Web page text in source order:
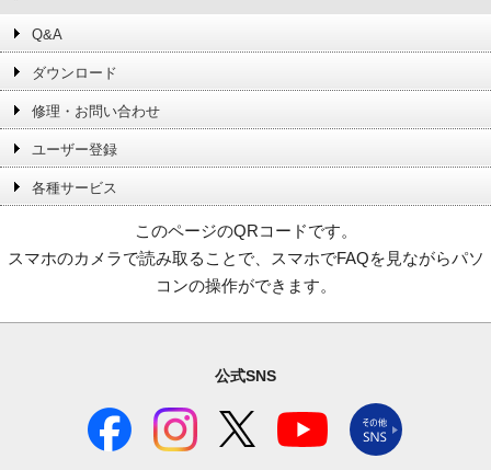
Q&A
ダウンロード
修理・お問い合わせ
ユーザー登録
各種サービス
このページのQRコードです。
スマホのカメラで読み取ることで、スマホでFAQを見ながらパソ
コンの操作ができます。
公式SNS